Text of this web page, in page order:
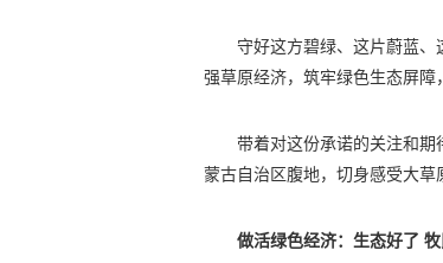
守好这方碧绿、这片蔚蓝
强草原经济，筑牢绿色生态屏障
带着对这份承诺的关注和期
蒙古自治区腹地，切身感受大草
做活绿色经济：生态好了